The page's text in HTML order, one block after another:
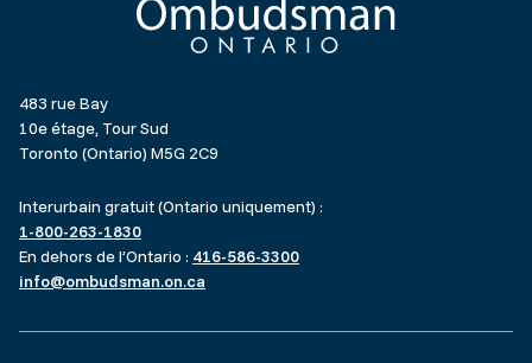
483 rue Bay
10e étage, Tour Sud
Toronto (Ontario) M5G 2C9
Interurbain gratuit (Ontario uniquement) :
1-800-263-1830
En dehors de l’Ontario : 416-586-3300
info@ombudsman.on.ca